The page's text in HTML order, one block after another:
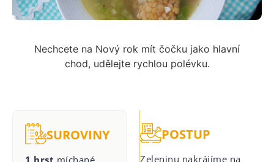
Nechcete na Nový rok mít čočku jako hlavní
chod, udělejte rychlou polévku.
SUROVINY
1 hrst míchané
POSTUP
Zeleninu nakrájíme na